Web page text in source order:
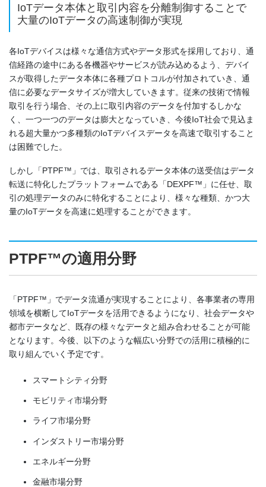
IoTデータ本体と取引内容を分離制御することで
大量のIoTデータの高速制御が実現
各IoTデバイスは様々な通信方式やデータ形式を採用しており、通
信経路の途中にある各機器やサービスが読み込めるよう、デバイ
スが取得したデータ本体に各種プロトコルが付加されていき、通
信に必要なデータサイズが増大していきます。従来の技術で情報
取引を行う場合、その上に取引内容のデータを付加するしかな
く、一つ一つのデータは膨大となっていき、今後IoT社会で見込ま
れる超大量かつ多種類のIoTデバイスデータを高速で取引すること
は困難でした。
しかし「PTPF™」では、取引されるデータ本体の送受信はデータ
転送に特化したプラットフォームである「DEXPF™」に任せ、取
引の処理データのみに特化することにより、様々な種類、かつ大
量のIoTデータを高速に処理することができます。
PTPF™の適用分野
「PTPF™」でデータ流通が実現することにより、各事業者の専用
領域を横断してIoTデータを活用できるようになり、社会データや
都市データなど、既存の様々なデータと組み合わせることが可能
となります。今後、以下のような幅広い分野での活用に積極的に
取り組んでいく予定です。
スマートシティ分野
モビリティ市場分野
ライフ市場分野
インダストリー市場分野
エネルギー分野
金融市場分野